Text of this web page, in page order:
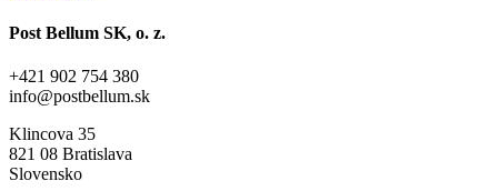
Post Bellum SK, o. z.
+421 902 754 380
info@postbellum.sk
Klincova 35
821 08 Bratislava
Slovensko